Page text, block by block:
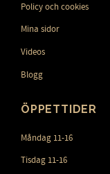
Policy och cookies
Mina sidor
Videos
Blogg
ÖPPETTIDER
Måndag 11-16
Tisdag 11-16